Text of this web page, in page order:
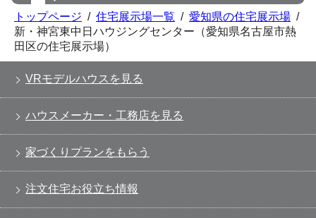
トップページ / 住宅展示場一覧 / 愛知県の住宅展示場 /
新・神宮東中日ハウジングセンター（愛知県名古屋市熱
田区の住宅展示場）
VRモデルハウスを見る
ハウスメーカー・工務店を見る
家づくりプランをもらう
注文住宅お役立ち情報